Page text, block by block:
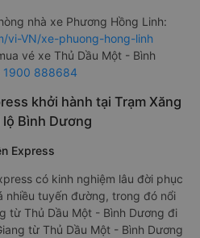
nhà xe Phương Hồng Linh:
vi-VN/xe-phuong-hong-linh
vé xe Thủ Dầu Một - Bình
1900 888684
khởi hành tại Trạm Xăng
Bình Dương
Express
có kinh nghiệm lâu đời phục
nhiều tuyến đường, trong đó nổi
từ Thủ Dầu Một - Bình Dương đi
từ Thủ Dầu Một - Bình Dương